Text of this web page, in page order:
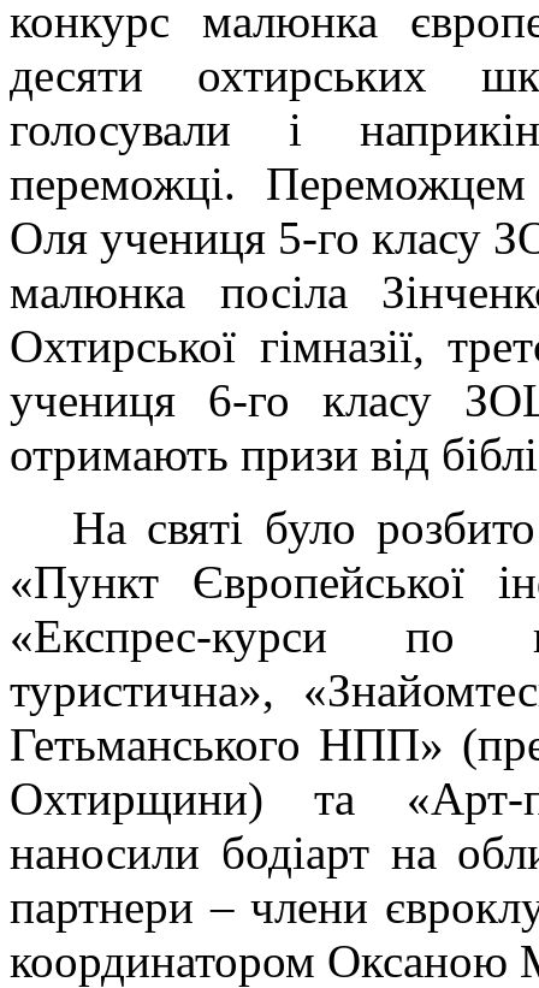
конкурс малюнка
десяти охтирських
голосували і
переможці.
Оля учениця 5-го класу
малюнка посіла
Охтирської гімназії,
учениця 6-го класу
отримають призи від
На святі було
«Пункт Європейської
«Експрес-курси по
туристична»,
Гетьманського НПП»
Охтирщини) та
наносили бодіарт на
партнери – члени
координатором